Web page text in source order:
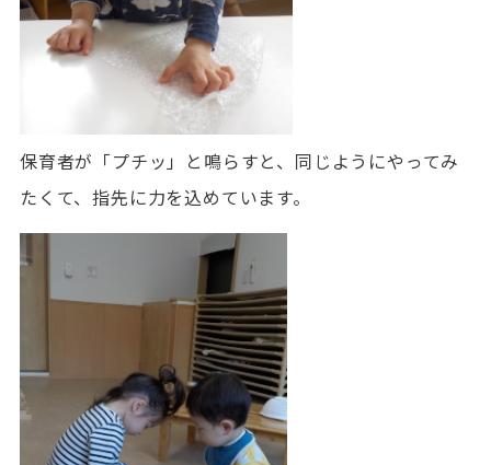
保育者が「プチッ」と鳴らすと、同じようにやってみ
たくて、指先に力を込めています。